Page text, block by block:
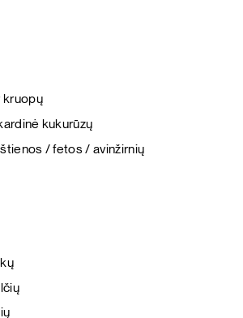
kruopų
kukurūzų
/ fetos / avinžirnių